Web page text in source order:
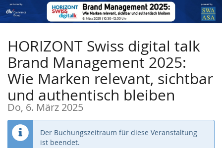
Zum
Haupt-
HORIZONT Swiss digital talk
Brand Management 2025:
Wie Marken relevant, sichtbar
und authentisch bleiben
Do, 6. März 2025
Der Buchungszeitraum für diese Veranstaltung
ist beendet.